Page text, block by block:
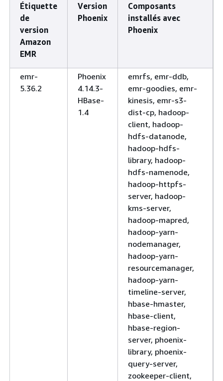
Étiquette
de
version
Amazon
EMR
Version
Phoenix
Composants
installés avec
Phoenix
emr-
5.36.2
Phoenix
4.14.3-
HBase-
1.4
emrfs, emr-ddb,
emr-goodies, emr-
kinesis, emr-s3-
dist-cp, hadoop-
client, hadoop-
hdfs-datanode,
hadoop-hdfs-
library, hadoop-
hdfs-namenode,
hadoop-httpfs-
server, hadoop-
kms-server,
hadoop-mapred,
hadoop-yarn-
nodemanager,
hadoop-yarn-
resourcemanager,
hadoop-yarn-
timeline-server,
hbase-hmaster,
hbase-client,
hbase-region-
server, phoenix-
library, phoenix-
query-server,
zookeeper-client,